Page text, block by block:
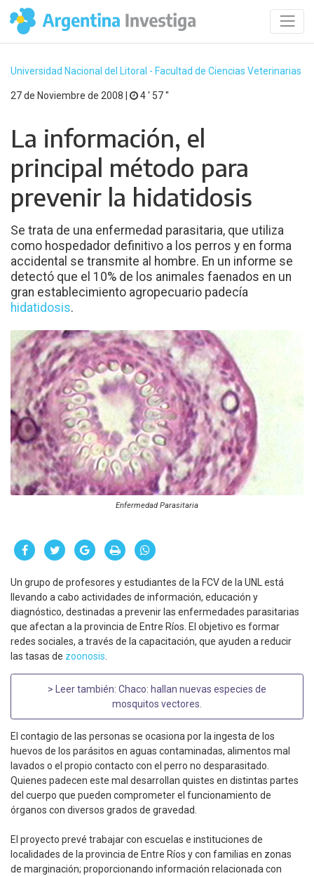
Universidad Nacional del Litoral - Facultad de Ciencias Veterinarias
27 de Noviembre de 2008 | 4 ′ 57 ′′
La información, el
principal método para
prevenir la hidatidosis
Se trata de una enfermedad parasitaria, que utiliza
como hospedador definitivo a los perros y en forma
accidental se transmite al hombre. En un informe se
detectó que el 10% de los animales faenados en un
gran establecimiento agropecuario padecía
hidatidosis.
Enfermedad Parasitaria
Un grupo de profesores y estudiantes de la FCV de la UNL está
llevando a cabo actividades de información, educación y
diagnóstico, destinadas a prevenir las enfermedades parasitarias
que afectan a la provincia de Entre Ríos. El objetivo es formar
redes sociales, a través de la capacitación, que ayuden a reducir
las tasas de zoonosis
> Leer también: Chaco: hallan nuevas especies de
mosquitos vectores
El contagio de las personas se ocasiona por la ingesta de los
huevos de los parásitos en aguas contaminadas, alimentos mal
lavados o el propio contacto con el perro no desparasitado.
Quienes padecen este mal desarrollan quistes en distintas partes
del cuerpo que pueden comprometer el funcionamiento de
órganos con diversos grados de gravedad.
El proyecto prevé trabajar con escuelas e instituciones de
localidades de la provincia de Entre Ríos y con familias en zonas
de marginación; proporcionando información relacionada con